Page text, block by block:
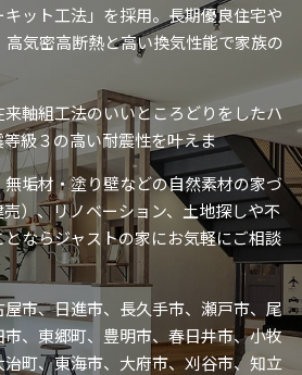
ット工法」を採用。長期優良住宅や
気密高断熱と高い換気性能で家族の
軸組工法のいいところどりをしたハ
級３の高い耐震性を叶えま
垢材・塗り壁などの自然素材の家づ
）、リノベーション、土地探しや不
ならジャストの家にお気軽にご相談
市、日進市、長久手市、瀬戸市、尾
、東郷町、豊明市、春日井市、小牧
町、東海市、大府市、刈谷市、知立